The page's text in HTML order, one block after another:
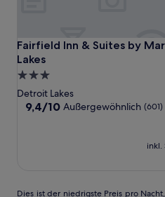
Fairfield
Inn
&
Suites
by
Fairfield Inn & Suites by
Lakes
Fairfield Inn & Suites by
3.0-
Sterne-
Unterkunft
Detroit Lakes
9.4
9,4/10 Außergewöhnlich (601)
inkl.
Dies
Dies ist der niedrigste Preis pro